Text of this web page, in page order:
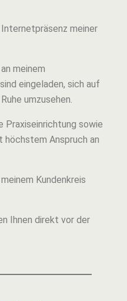
meiner
meinem
eingeladen, sich auf
umzusehen.
Praxiseinrichtung sowie
höchstem Anspruch an
Kundenkreis
Ihnen direkt vor der